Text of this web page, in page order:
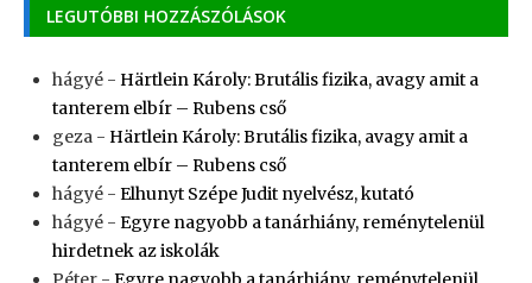
LEGUTÓBBI HOZZÁSZÓLÁSOK
hágyé - Härtlein Károly: Brutális fizika, avagy amit a
tanterem elbír – Rubens cső
geza - Härtlein Károly: Brutális fizika, avagy amit a
tanterem elbír – Rubens cső
hágyé - Elhunyt Szépe Judit nyelvész, kutató
hágyé - Egyre nagyobb a tanárhiány, reménytelenül
hirdetnek az iskolák